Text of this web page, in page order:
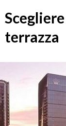
terrazza